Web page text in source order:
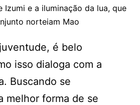
Izumi e a iluminação da lua, que
norteiam Mao
é belo
isso dialoga com a
Buscando se
melhor forma de se